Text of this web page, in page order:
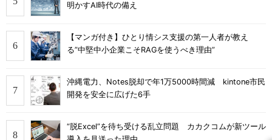
明かすAI時代の備え
【マンガ付き】ひとり情シス支援の第一人者が教え
る”中堅中小企業こそRAGを使うべき理由”
沖縄電力、Notes脱却で年1万5000時間減 kintone市民
開発を安全に広げた6手
“脱Excel”を待ち受ける乱立問題 カカクコムが新ツール